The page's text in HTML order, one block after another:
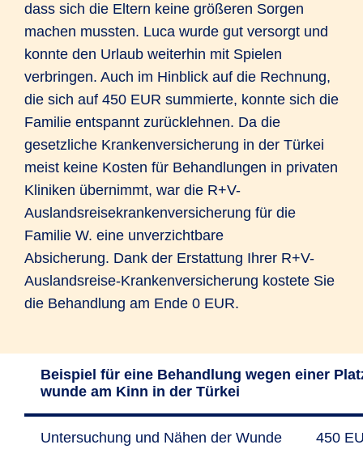
dass sich die Eltern keine größeren Sorgen
machen mussten. Luca wurde gut versorgt und
konnte den Urlaub weiterhin mit Spielen
verbringen. Auch im Hinblick auf die Rechnung,
die sich auf 450 EUR summierte, konnte sich die
Familie entspannt zurücklehnen. Da die
gesetzliche Krankenversicherung in der Türkei
meist keine Kosten für Behandlungen in privaten
Kliniken übernimmt, war die R+V-
Auslandsreisekrankenversicherung für die
Familie W. eine unverzichtbare
Absicherung. Dank der Erstattung Ihrer R+V-
Auslandsreise-Krankenversicherung kostete Sie
die Behandlung am Ende 0 EUR.
Beispiel für eine Behand­lung wegen einer
wunde am Kinn in der Türkei
Unter­suchung und Nähen der Wunde 450